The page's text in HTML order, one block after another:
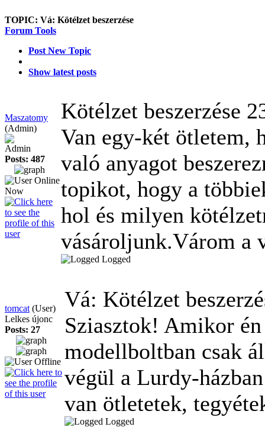
TOPIC: Vá: Kötélzet beszerzése
Forum Tools
Post New Topic
Show latest posts
Maszatomy
(Admin)
Admin
Posts: 487
Kötélzet beszerzése
Van egy-két ötletem,
való anyagot
topikot, hogy a
hol és milyen
vásároljunk.Várom a
Logged
tomcat (User)
Lelkes újonc
Posts: 27
Vá: Kötélzet
Sziasztok! Amikor
modellboltban csak
végül a Lurdy-
van ötletetek,
Logged